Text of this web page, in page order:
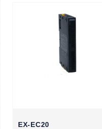
EX-EC20